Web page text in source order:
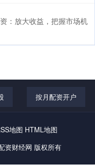
：放大收益，把握市场机
按月配资开户
地图 HTML地图
资财经网 版权所有